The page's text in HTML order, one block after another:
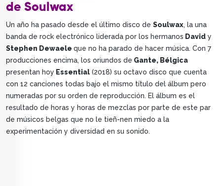
de Soulwax
Un año ha pasado desde el último disco de Soulwax, la una
banda de rock electrónico liderada por los hermanos David y
Stephen Dewaele que no ha parado de hacer música. Con 7
producciones encima, los oriundos de Gante, Bélgica
presentan hoy Essential (2018) su octavo disco que cuenta
con 12 canciones todas bajo el mismo título del álbum pero
numeradas por su orden de reproducción. El álbum es el
resultado de horas y horas de mezclas por parte de este par
de músicos belgas que no le tieñ-nen miedo a la
experimentación y diversidad en su sonido.